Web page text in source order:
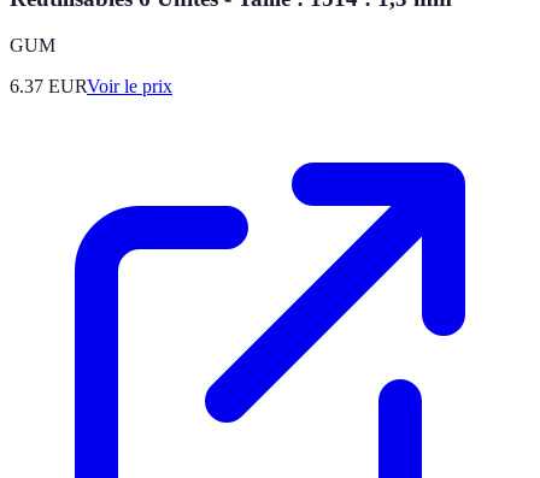
GUM
6.37 EURVoir le prix